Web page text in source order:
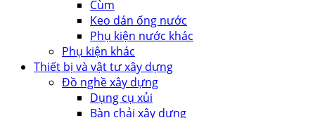
Cùm
Keo dán ống nước
Phụ kiện nước khác
Phụ kiện khác
Thiết bị và vật tư xây dựng
Đồ nghề xây dựng
Dụng cụ xủi
Bàn chải xây dựng